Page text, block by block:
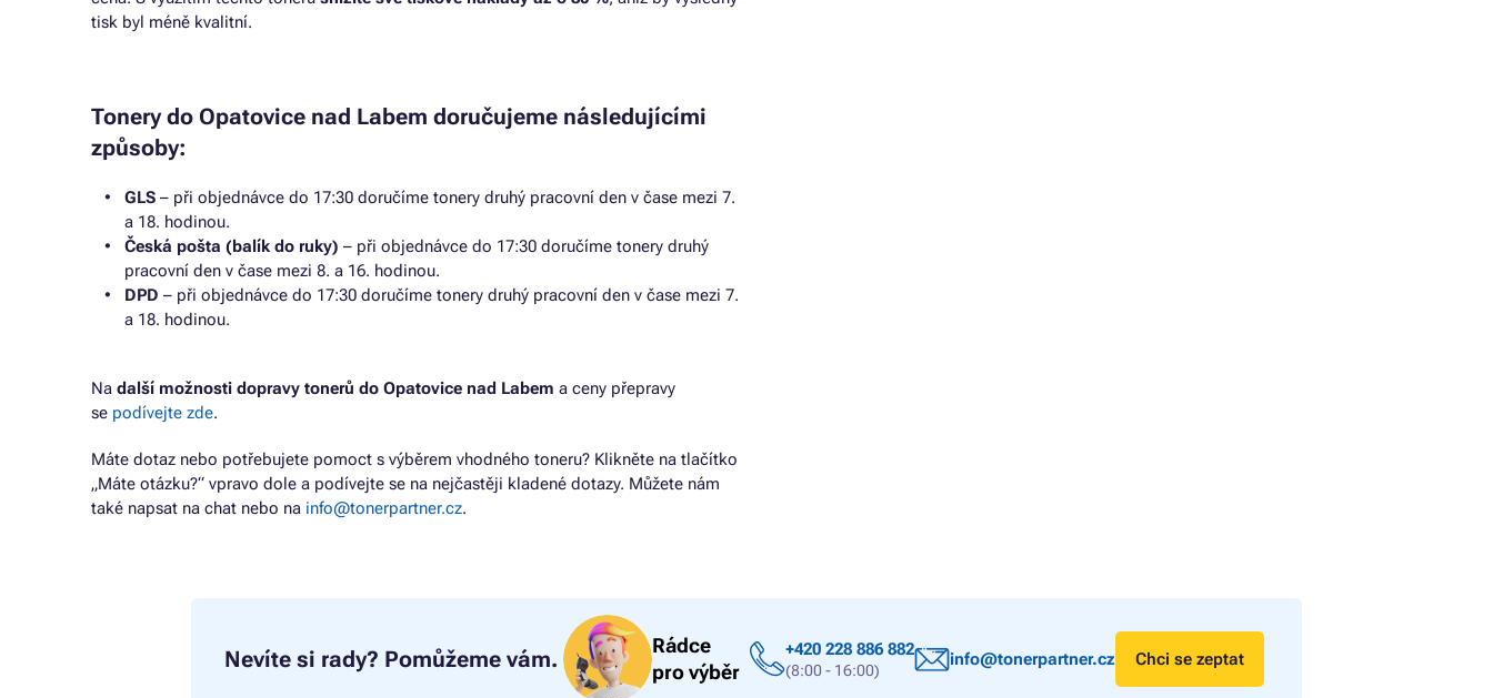
tisk byl méně kvalitní.
Tonery do Opatovice nad Labem doručujeme následujícími
způsoby:
GLS – při objednávce do 17:30 doručíme tonery druhý pracovní den v čase mezi 7.
a 18. hodinou.
Česká pošta (balík do ruky) – při objednávce do 17:30 doručíme tonery druhý
pracovní den v čase mezi 8. a 16. hodinou.
DPD – při objednávce do 17:30 doručíme tonery druhý pracovní den v čase mezi 7.
a 18. hodinou.
Na další možnosti dopravy tonerů do Opatovice nad Labem a ceny přepravy
se podívejte zde.
Máte dotaz nebo potřebujete pomoct s výběrem vhodného toneru? Klikněte na tlačítko
„Máte otázku?“ vpravo dole a podívejte se na nejčastěji kladené dotazy. Můžete nám
také napsat na chat nebo na info@tonerpartner.cz.
Nevíte si rady? Pomůžeme vám.
Rádce
pro výběr
+420 228 886 882
(8:00 - 16:00)
info@tonerpartner.cz Chci se zeptat